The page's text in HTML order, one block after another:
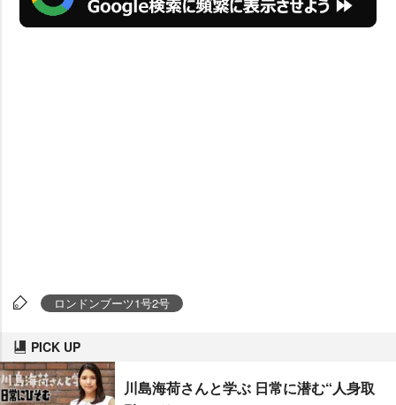
ロンドンブーツ1号2号
PICK UP
川島海荷さんと学ぶ 日常に潜む“人身取